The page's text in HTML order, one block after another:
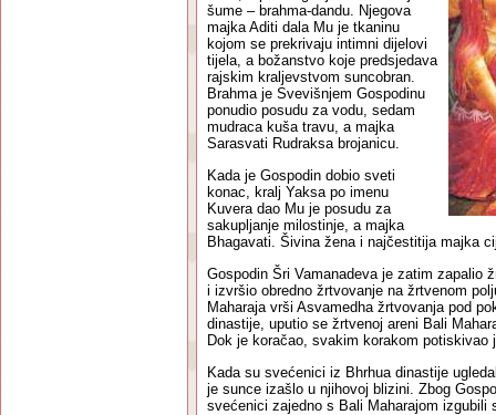
šume – brahma-dandu. Njegova
majka Aditi dala Mu je tkaninu
kojom se prekrivaju intimni dijelovi
tijela, a božanstvo koje predsjedava
rajskim kraljevstvom suncobran.
Brahma je Svevišnjem Gospodinu
ponudio posudu za vodu, sedam
mudraca kuša travu, a majka
Sarasvati Rudraksa brojanicu.
Kada je Gospodin dobio sveti
konac, kralj Yaksa po imenu
Kuvera dao Mu je posudu za
sakupljanje milostinje, a majka
Bhagavati. Šivina žena i najčestitija majka
Gospodin Šri Vamanadeva je zatim zapalio
i izvršio obredno žrtvovanje na žrtvenom
Maharaja vrši Asvamedha žrtvovanja pod
dinastije, uputio se žrtvenoj areni Bali
Dok je koračao, svakim korakom potiskivao
Kada su svećenici iz Bhrhua dinastije
je sunce izašlo u njihovoj blizini. Zbog
svećenici zajedno s Bali Maharajom izgubili